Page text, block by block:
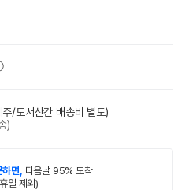
주/도서산간 배송비 별도)
)
하면, 다음날 95% 도착
일 제외)